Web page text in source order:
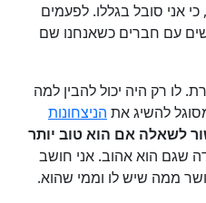
אני סובל בגללו. לפעמים
עם חברים כשאנחנו שם
לו רק היה יכול להבין למה
להשיג את הניצחונות
לשאלה אם הוא טוב יותר
שגם הוא אהוב. אני חושב
ממה שיש לו וממי שהוא.